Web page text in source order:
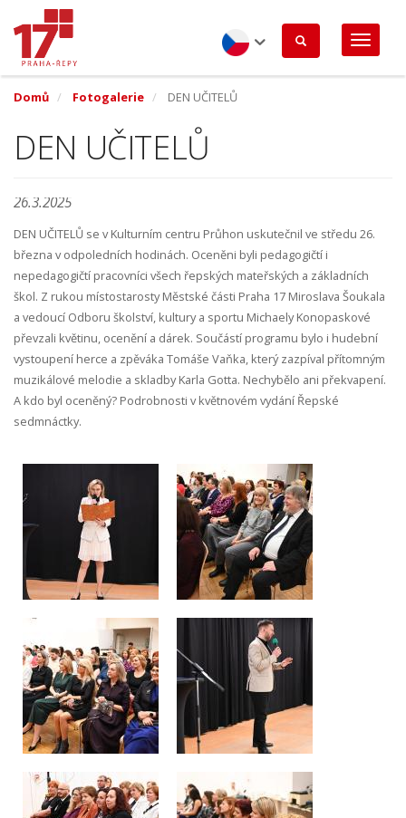
hlavnímu
obsahu
Czech
Domů
Fotogalerie DEN UČITELŮ
DEN UČITELŮ
26.3.2025
DEN UČITELŮ se v Kulturním centru Průhon uskutečnil ve středu 26.
března v odpoledních hodinách. Oceněni byli pedagogičtí i
nepedagogičtí pracovníci všech řepských mateřských a základních
škol. Z rukou místostarosty Městské části Praha 17 Miroslava Šoukala
a vedoucí Odboru školství, kultury a sportu Michaely Konopaskové
převzali květinu, ocenění a dárek. Součástí programu bylo i hudební
vystoupení herce a zpěváka Tomáše Vaňka, který zazpíval přítomným
muzikálové melodie a skladby Karla Gotta. Nechybělo ani překvapení.
A kdo byl oceněný? Podrobnosti v květnovém vydání Řepské
sedmnáctky.